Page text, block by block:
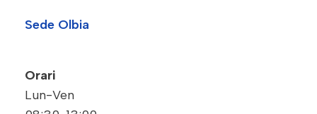
Sede Olbia
Orari
Lun-Ven